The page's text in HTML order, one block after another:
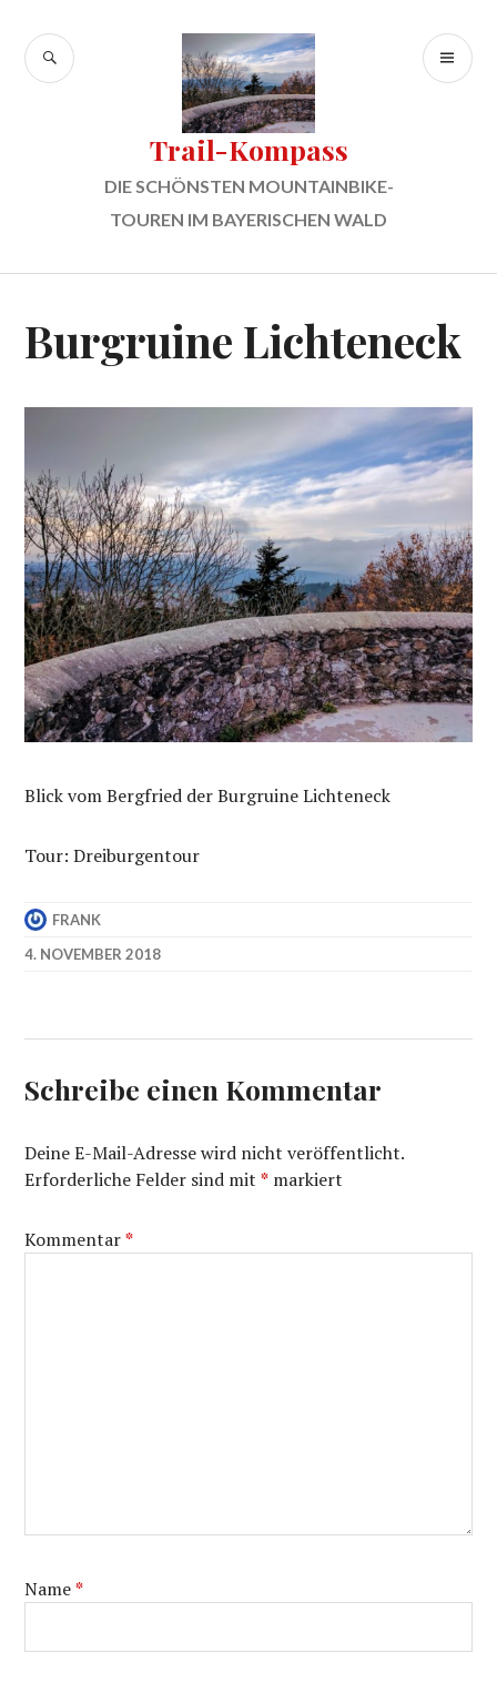
Inhalt
springen
Trail-Kompass
DIE SCHÖNSTEN MOUNTAINBIKE-
TOUREN IM BAYERISCHEN WALD
SUCHE
Burgruine Lichteneck
Blick vom Bergfried der Burgruine Lichteneck
Tour: Dreiburgentour
FRANK
4. NOVEMBER 2018
Schreibe einen Kommentar
Deine E-Mail-Adresse wird nicht veröffentlicht.
Erforderliche Felder sind mit* markiert
Kommentar*
Name*